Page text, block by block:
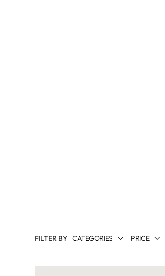
FILTER BY CATEGORIES PRICE